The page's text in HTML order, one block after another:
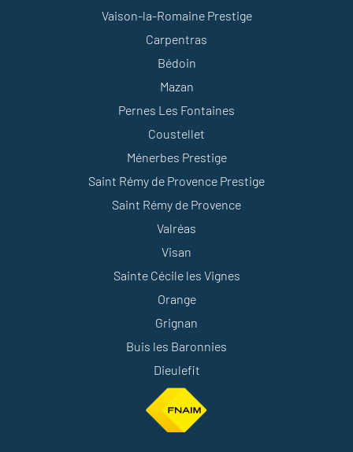
Vaison-la-Romaine Prestige
Carpentras
Bédoin
Mazan
Pernes Les Fontaines
Coustellet
Ménerbes Prestige
Saint Rémy de Provence Prestige
Saint Rémy de Provence
Valréas
Visan
Sainte Cécile les Vignes
Orange
Grignan
Buis les Baronnies
Dieulefit